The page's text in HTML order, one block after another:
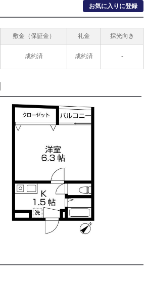
お気に入りに登録
敷金（保証金） 礼金 採光向き
成約済 成約済 -